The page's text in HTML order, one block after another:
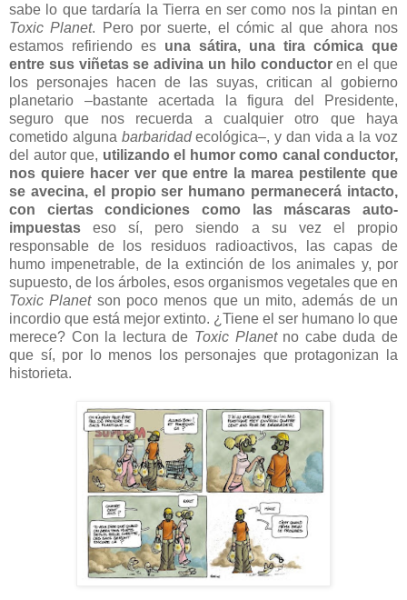
sabe lo que tardaría la Tierra en ser como nos la pintan en
Toxic Planet. Pero por suerte, el cómic al que ahora nos
estamos refiriendo es una sátira, una tira cómica que
entre sus viñetas se adivina un hilo conductoren el que
los personajes hacen de las suyas, critican al gobierno
planetario –bastante acertada la figura del Presidente,
seguro que nos recuerda a cualquier otro que haya
cometido alguna barbaridadecológica–, y dan vida a la voz
del autor que, utilizando el humor como canal conductor,
nos quiere hacer ver que entre la marea pestilente que
se avecina, el propio ser humano permanecerá intacto,
con ciertas condiciones como las máscaras auto-
impuestas eso sí, pero siendo a su vez el propio
responsable de los residuos radioactivos, las capas de
humo impenetrable, de la extinción de los animales y, por
supuesto, de los árboles, esos organismos vegetales que en
Toxic Planetson poco menos que un mito, además de un
incordio que está mejor extinto. ¿Tiene el ser humano lo que
merece? Con la lectura de Toxic Planetno cabe duda de
que sí, por lo menos los personajes que protagonizan la
historieta.